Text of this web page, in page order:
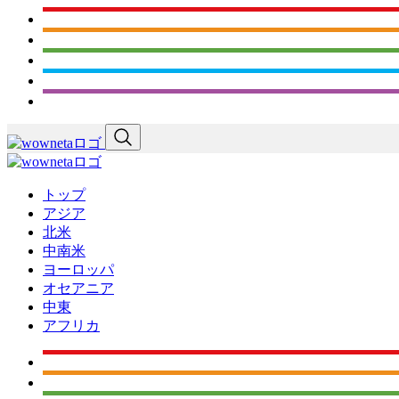
トップ
アジア
北米
中南米
ヨーロッパ
オセアニア
中東
アフリカ